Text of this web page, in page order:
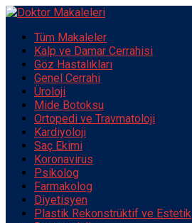
Tüm Makaleler
Kalp ve Damar Cerrahisi
Göz Hastalıkları
Genel Cerrahi
Üroloji
Mide Botoksu
Ortopedi ve Travmatoloji
Kardiyoloji
Saç Ekimi
Koronavirüs
Psikolog
Farmakolog
Diyetisyen
Plastik Rekonstrüktif ve Estetik